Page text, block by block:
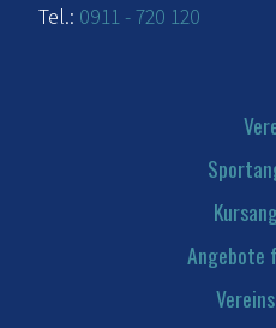
Tel.: 0911 - 720 120
Angebote